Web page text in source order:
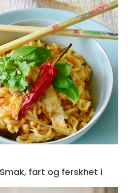
fart og ferskhet i